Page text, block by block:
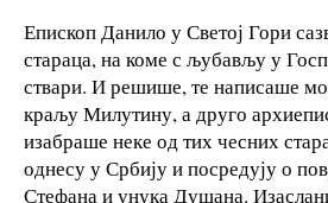
Епископ Данило у Светој Гори
стараца, на коме с љубављу у
ствари. И решише, те написаше
краљу Милутину, а друго
изабраше неке од тих чесних
однесу у Србију и посредују о
Стефана и унука Душана.